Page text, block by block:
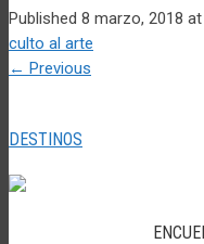
Published 8 marzo, 2018 at
culto al arte
← Previous
DESTINOS